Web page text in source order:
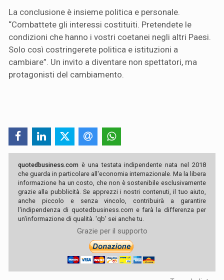
La conclusione è insieme politica e personale.
“Combattete gli interessi costituiti. Pretendete le
condizioni che hanno i vostri coetanei negli altri Paesi.
Solo così costringerete politica e istituzioni a
cambiare”. Un invito a diventare non spettatori, ma
protagonisti del cambiamento.
quotedbusiness.com è una testata indipendente nata nel 2018
che guarda in particolare all'economia internazionale. Ma la libera
informazione ha un costo, che non è sostenibile esclusivamente
grazie alla pubblicità. Se apprezzi i nostri contenuti, il tuo aiuto,
anche piccolo e senza vincolo, contribuirà a garantire
l'indipendenza di quotedbusiness.com e farà la differenza per
un'informazione di qualità. 'qb' sei anche tu.
Grazie per il supporto